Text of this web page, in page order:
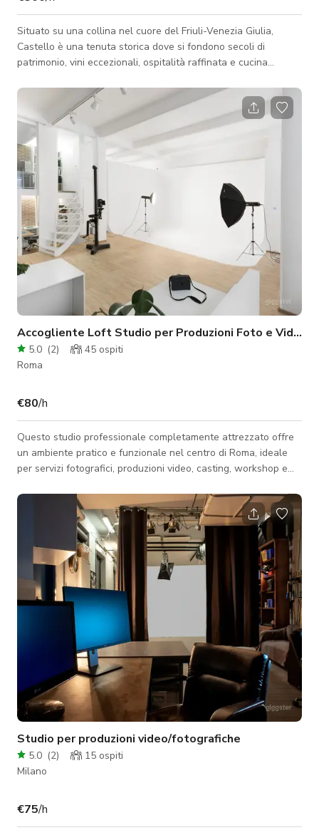
Situato su una collina nel cuore del Friuli-Venezia Giulia,
Castello è una tenuta storica dove si fondono secoli di
patrimonio, vini eccezionali, ospitalità raffinata e cucina
castello medievale restaurato offre un'esperienza immersiva
che celebra l'essenza del Friuli attraverso la sua storia, i
paesaggi e le tradizioni. Risale al Medioevo, il castello si è
evoluto da una fortezza strategica a una elegante residenza
nobiliare. Ogg
Accogliente Loft Studio per Produzioni Foto e Video
5.0 (2) 45 ospiti
Roma
€80/h
Questo studio professionale completamente attrezzato offre
un ambiente pratico e funzionale nel centro di Roma, ideale
per servizi fotografici, produzioni video, casting, workshop e
pianta aperta di 100 mq con soffitti alti 4 metri, offrendo
flessibilità per una vasta gamma di allestimenti. Una
caratteristica di rilievo è il ciclorama angolare bianco di 6,10 m
x 3,50 m, perfetto per sfondi senza soluzione di continuità,
riprese com
Studio per produzioni video/fotografiche
5.0 (2) 15 ospiti
Milano
€75/h